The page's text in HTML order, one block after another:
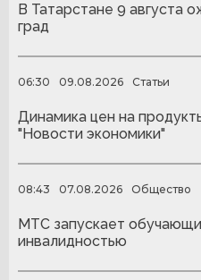
В Татарстане 9 августа
град
06:30 09.08.2026 Статьи
Динамика цен на
"Новости экономики"
08:43 07.08.2026 Общество
МТС запускает
инвалидностью